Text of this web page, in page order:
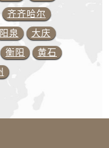
齐齐哈尔
阳泉
大庆
衡阳
黄石